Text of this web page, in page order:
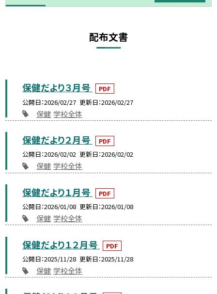
配布文書
保健だより３月号
PDF
公開日 2026/02/27 更新日 2026/02/27
保健 学校全体
保健だより２月号
PDF
公開日 2026/02/02 更新日 2026/02/02
保健 学校全体
保健だより１月号
PDF
公開日 2026/01/08 更新日 2026/01/08
保健 学校全体
保健だより１２月号
PDF
公開日 2025/11/28 更新日 2025/11/28
保健 学校全体